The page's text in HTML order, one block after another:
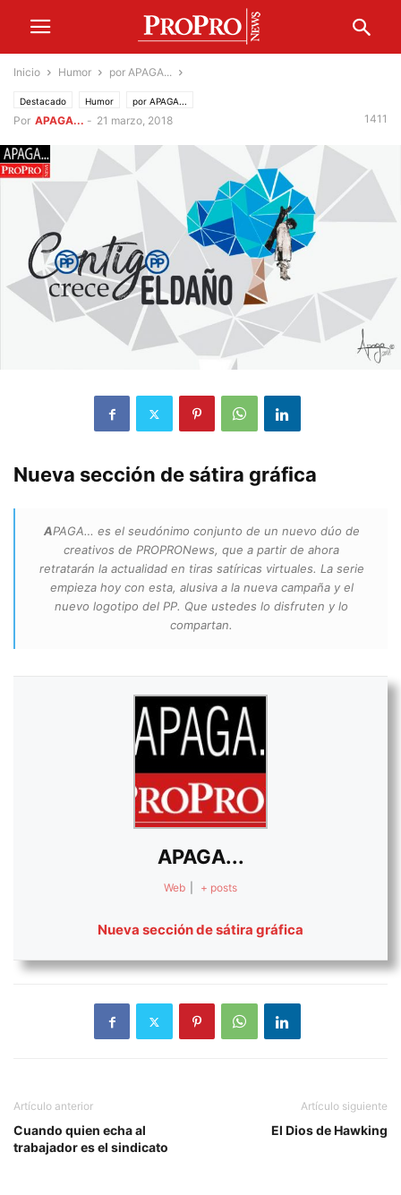
Inicio Humor por APAGA...
Destacado Humor por APAGA...
Por APAGA... - 21 marzo, 2018 1411
Nueva sección de sátira gráfica
APAGA… es el seudónimo conjunto de un nuevo dúo de
creativos de PROPRONews, que a partir de ahora
retratarán la actualidad en tiras satíricas virtuales. La serie
empieza hoy con esta, alusiva a la nueva campaña y el
nuevo logotipo del PP. Que ustedes lo disfruten y lo
compartan.
APAGA...
Web + posts
Nueva sección de sátira gráfica
Artículo anterior
Cuando quien echa al
trabajador es el sindicato
Artículo siguiente
El Dios de Hawking